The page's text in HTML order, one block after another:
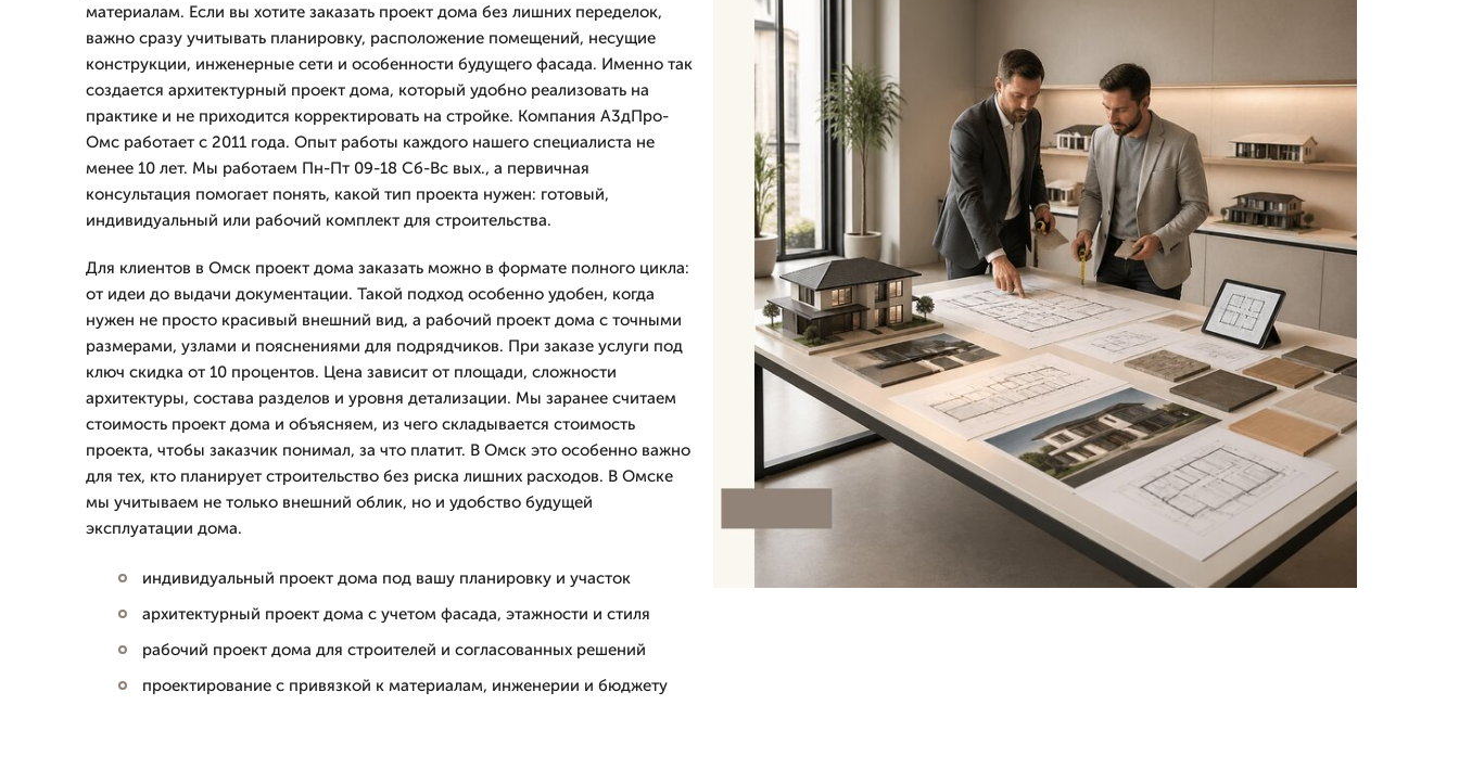
материалам. Если вы хотите заказать проект дома без лишних переделок,
важно сразу учитывать планировку, расположение помещений, несущие
конструкции, инженерные сети и особенности будущего фасада. Именно так
создается архитектурный проект дома, который удобно реализовать на
практике и не приходится корректировать на стройке. Компания А3дПро-
Омс работает с 2011 года. Опыт работы каждого нашего специалиста не
менее 10 лет. Мы работаем Пн-Пт 09-18 Сб-Вс вых., а первичная
консультация помогает понять, какой тип проекта нужен: готовый,
индивидуальный или рабочий комплект для строительства.
Для клиентов в Омск проект дома заказать можно в формате полного цикла:
от идеи до выдачи документации. Такой подход особенно удобен, когда
нужен не просто красивый внешний вид, а рабочий проект дома с точными
размерами, узлами и пояснениями для подрядчиков. При заказе услуги под
ключ скидка от 10 процентов. Цена зависит от площади, сложности
архитектуры, состава разделов и уровня детализации. Мы заранее считаем
стоимость проект дома и объясняем, из чего складывается стоимость
проекта, чтобы заказчик понимал, за что платит. В Омск это особенно важно
для тех, кто планирует строительство без риска лишних расходов. В Омске
мы учитываем не только внешний облик, но и удобство будущей
эксплуатации дома.
индивидуальный проект дома под вашу планировку и участок
архитектурный проект дома с учетом фасада, этажности и стиля
рабочий проект дома для строителей и согласованных решений
проектирование с привязкой к материалам, инженерии и бюджету